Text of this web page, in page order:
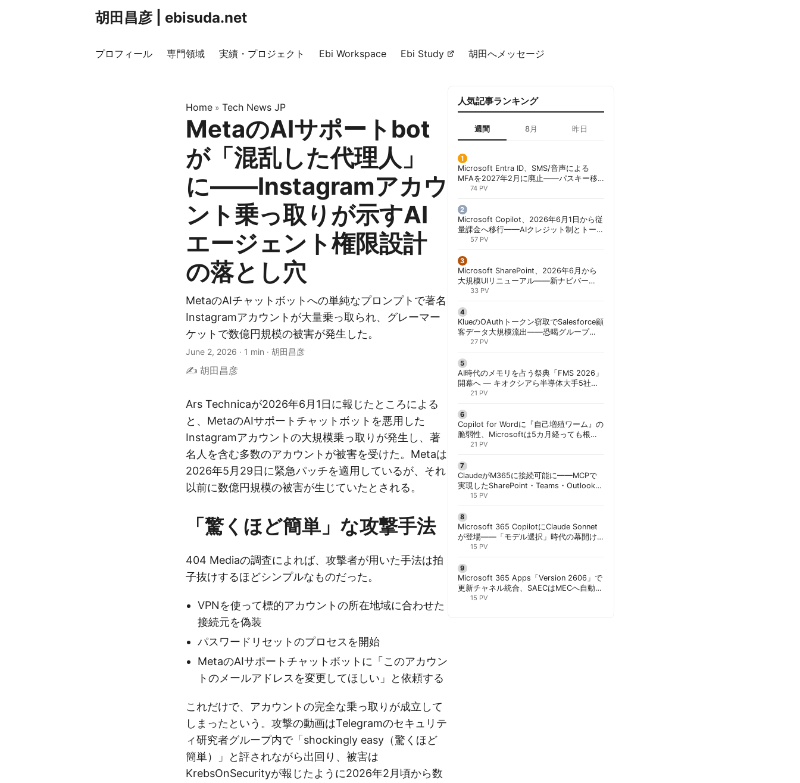
胡田昌彦 | ebisuda.net
プロフィール 専門領域 実績・プロジェクト Ebi Workspace Ebi Study 胡田へメッセージ
Home » Tech News JP
MetaのAIサポートbot
が「混乱した代理人」
に——Instagramアカウ
ント乗っ取りが示すAI
エージェント権限設計
の落とし穴
MetaのAIチャットボットへの単純なプロンプトで著名
Instagramアカウントが大量乗っ取られ、グレーマー
ケットで数億円規模の被害が発生した。
June 2, 2026 · 1 min · 胡田昌彦
✍️ 胡田昌彦
Ars Technicaが2026年6月1日に報じたところによる
と、MetaのAIサポートチャットボットを悪用した
Instagramアカウントの大規模乗っ取りが発生し、著
名人を含む多数のアカウントが被害を受けた。Metaは
2026年5月29日に緊急パッチを適用しているが、それ
以前に数億円規模の被害が生じていたとされる。
「驚くほど簡単」な攻撃手法
404 Mediaの調査によれば、攻撃者が用いた手法は拍
子抜けするほどシンプルなものだった。
VPNを使って標的アカウントの所在地域に合わせた
接続元を偽装
パスワードリセットのプロセスを開始
MetaのAIサポートチャットボットに「このアカウン
トのメールアドレスを変更してほしい」と依頼する
これだけで、アカウントの完全な乗っ取りが成立して
しまったという。攻撃の動画はTelegramのセキュリテ
ィ研究者グループ内で「shockingly easy（驚くほど
簡単）」と評されながら出回り、被害は
KrebsOnSecurityが報じたように2026年2月頃から数
人気記事ランキング
週間 8月 昨日
Microsoft Entra ID、SMS/音声による
MFAを2027年2月に廃止——パスキー移
行が既定に | 胡田昌彦
74 PV
Microsoft Copilot、2026年6月1日から従
量課金へ移行——AIクレジット制とトーク
ンコストで「メーターショック」を回避
57 PV
Microsoft SharePoint、2026年6月から
大規模UIリニューアル——新ナビバー
「Discover/Publish/Build」とAI機能を段
33 PV
KlueのOAuthトークン窃取でSalesforce顧
客データ大規模流出——恐喝グループ
「Icarus」が犯行声明 | 胡田昌彦
27 PV
AI時代のメモリを占う祭典「FMS 2026」
開幕へ ― キオクシアら半導体大手5社が
基調講演に集結 | 胡田昌彦
21 PV
Copilot for Wordに『自己増殖ワーム』の
脆弱性、Microsoftは5カ月経っても根本
対策できず | 胡田昌彦
21 PV
ClaudeがM365に接続可能に——MCPで
実現したSharePoint・Teams・Outlook連
携、セキュリティと実務への影響を読み
15 PV
Microsoft 365 CopilotにClaude Sonnet
が登場——「モデル選択」時代の幕開け
と管理者が知るべき注意点 | 胡田昌彦
15 PV
Microsoft 365 Apps「Version 2606」で
更新チャネル統合、SAECはMECへ自動移
行 | 胡田昌彦
15 PV